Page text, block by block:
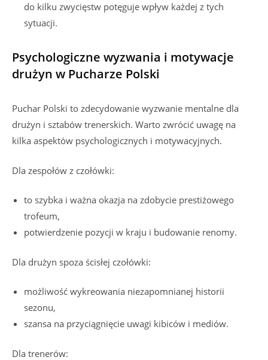
do kilku zwycięstw potęguje wpływ każdej z tych
sytuacji.
Psychologiczne wyzwania i motywacje
drużyn w Pucharze Polski
Puchar Polski to zdecydowanie wyzwanie mentalne dla
drużyn i sztabów trenerskich. Warto zwrócić uwagę na
kilka aspektów psychologicznych i motywacyjnych.
Dla zespołów z czołówki:
to szybka i ważna okazja na zdobycie prestiżowego
trofeum,
potwierdzenie pozycji w kraju i budowanie renomy.
Dla drużyn spoza ścisłej czołówki:
możliwość wykreowania niezapomnianej historii
sezonu,
szansa na przyciągnięcie uwagi kibiców i mediów.
Dla trenerów: